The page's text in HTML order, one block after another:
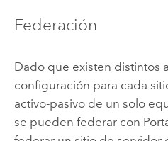
Federación
Dado que existen distintos
configuración para cada
activo-pasivo de un solo
se pueden federar con